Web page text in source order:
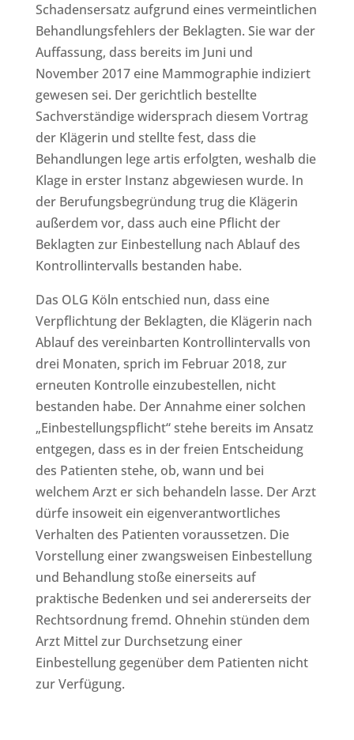
Schadensersatz aufgrund eines vermeintlichen
Behandlungsfehlers der Beklagten. Sie war der
Auffassung, dass bereits im Juni und
November 2017 eine Mammographie indiziert
gewesen sei. Der gerichtlich bestellte
Sachverständige widersprach diesem Vortrag
der Klägerin und stellte fest, dass die
Behandlungen lege artis erfolgten, weshalb die
Klage in erster Instanz abgewiesen wurde. In
der Berufungsbegründung trug die Klägerin
außerdem vor, dass auch eine Pflicht der
Beklagten zur Einbestellung nach Ablauf des
Kontrollintervalls bestanden habe.
Das OLG Köln entschied nun, dass eine
Verpflichtung der Beklagten, die Klägerin nach
Ablauf des vereinbarten Kontrollintervalls von
drei Monaten, sprich im Februar 2018, zur
erneuten Kontrolle einzubestellen, nicht
bestanden habe. Der Annahme einer solchen
„Einbestellungspflicht“ stehe bereits im Ansatz
entgegen, dass es in der freien Entscheidung
des Patienten stehe, ob, wann und bei
welchem Arzt er sich behandeln lasse. Der Arzt
dürfe insoweit ein eigenverantwortliches
Verhalten des Patienten voraussetzen. Die
Vorstellung einer zwangsweisen Einbestellung
und Behandlung stoße einerseits auf
praktische Bedenken und sei andererseits der
Rechtsordnung fremd. Ohnehin stünden dem
Arzt Mittel zur Durchsetzung einer
Einbestellung gegenüber dem Patienten nicht
zur Verfügung.